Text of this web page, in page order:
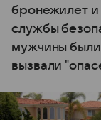
бронежилет и
службы
мужчины
вызвали